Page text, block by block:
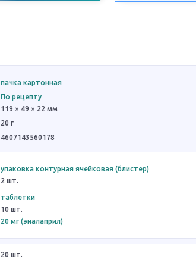
пачка картонная
По рецепту
119 × 49 × 22 мм
20 г
4607143560178
упаковка контурная ячейковая (блистер)
2 шт.
таблетки
10 шт.
20 мг (эналаприл)
20 шт.